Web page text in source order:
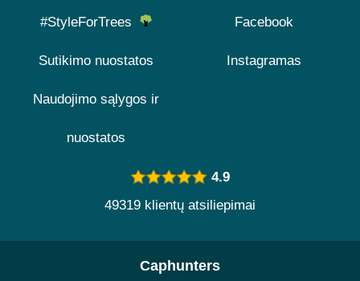
#StyleForTrees
Sutikimo nuostatos
Naudojimo sąlygos ir
nuostatos
Facebook
Instagramas
4.9
49319 klientų atsiliepimai
Caphunters